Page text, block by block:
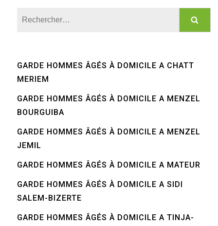
GARDE HOMMES ÂGÉS À DOMICILE A CHATT
MERIEM
GARDE HOMMES ÂGÉS À DOMICILE A MENZEL
BOURGUIBA
GARDE HOMMES ÂGÉS À DOMICILE A MENZEL
JEMIL
GARDE HOMMES ÂGÉS À DOMICILE A MATEUR
GARDE HOMMES ÂGÉS À DOMICILE A SIDI
SALEM-BIZERTE
GARDE HOMMES ÂGÉS À DOMICILE A TINJA-